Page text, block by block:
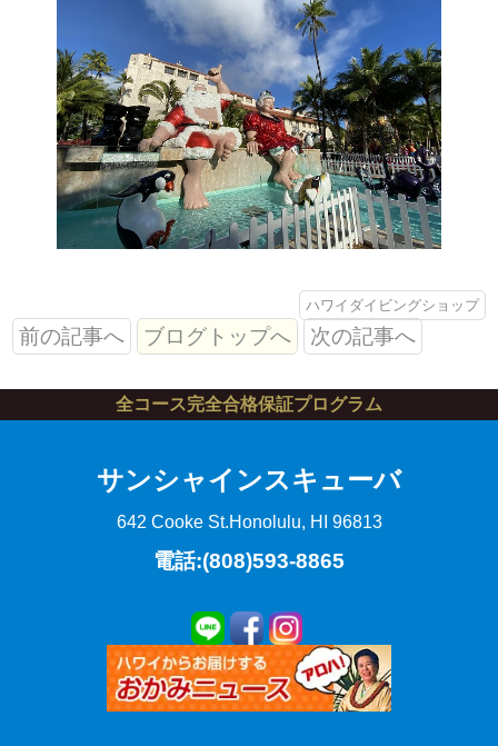
ハワイダイビングショップ
前の記事へ ブログトップへ 次の記事へ
全コース完全合格保証プログラム
サンシャインスキューバ
642 Cooke St.Honolulu, HI 96813
電話:(808)593-8865